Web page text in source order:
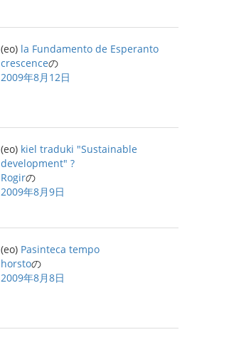
(eo) la Fundamento de Esperanto
crescenceの
2009年8月12日
(eo) kiel traduki "Sustainable
development" ?
Rogirの
2009年8月9日
(eo) Pasinteca tempo
horstoの
2009年8月8日